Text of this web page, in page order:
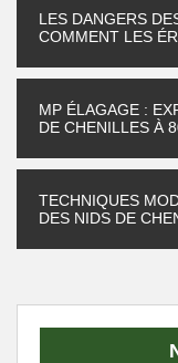
LES DANGERS
COMMENT LES
MP ÉLAGAGE :
DE CHENILLES À
TECHNIQUES
DES NIDS DE